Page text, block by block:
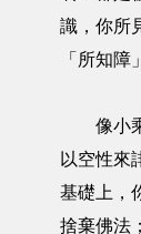
識，你所
「所知障
像小乘
以空性來
基礎上，
捨棄佛法